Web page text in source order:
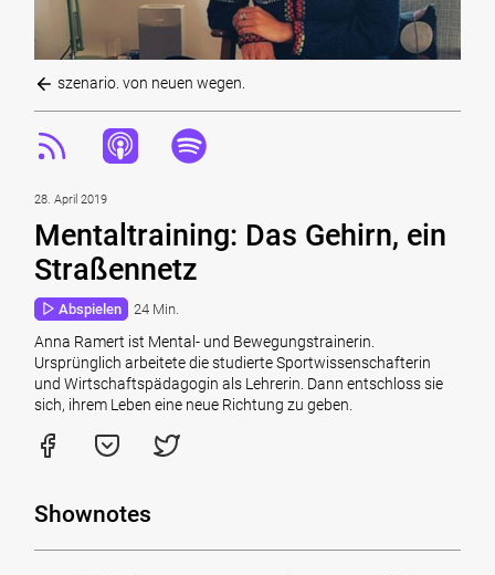
szenario. von neuen wegen.
28. April 2019
Mentaltraining: Das Gehirn, ein
Straßennetz
Abspielen 24 Min.
Anna Ramert ist Mental- und Bewegungstrainerin.
Ursprünglich arbeitete die studierte Sportwissenschafterin
und Wirtschaftspädagogin als Lehrerin. Dann entschloss sie
sich, ihrem Leben eine neue Richtung zu geben.
Shownotes